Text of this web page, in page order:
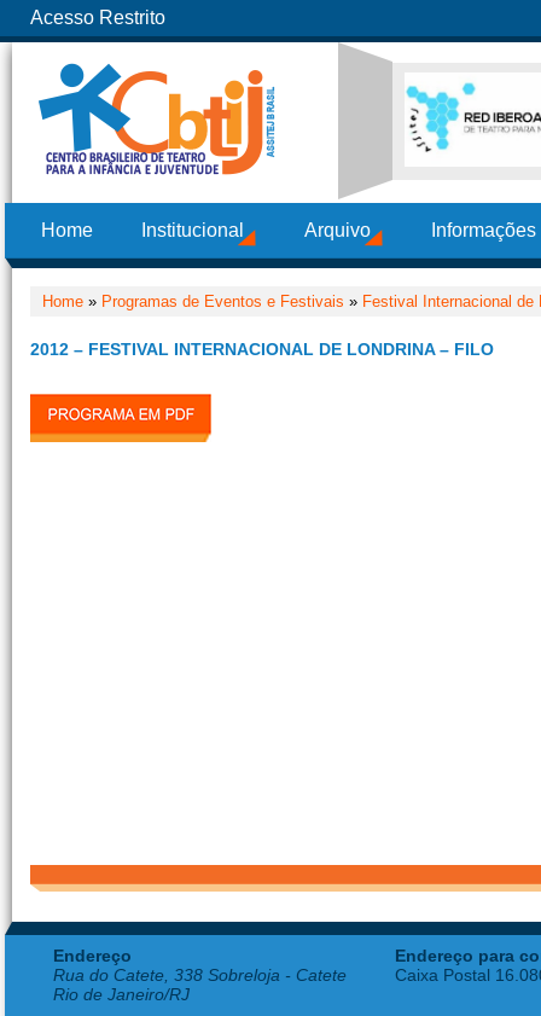
Acesso Restrito
Home Institucional Arquivo
Home » Programas de Eventos e Festivais » Festival Internacional de
2012 – FESTIVAL INTERNACIONAL DE LONDRINA – FILO
Endereço
Rua do Catete, 338 Sobreloja - Catete
Rio de Janeiro/RJ
Endereço para
Caixa Postal